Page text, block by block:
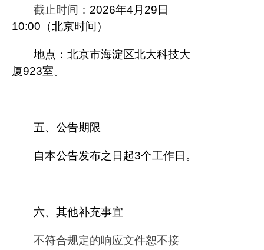
截止时间： 2026年4 月 29 日
10:00 （北京时间）
地点：北京市海淀区北大科技大
厦923室。
五、公告期限
自本公告发布之日起3个工作日。
六、其他补充事宜
不符合规定的响应文件恕不接